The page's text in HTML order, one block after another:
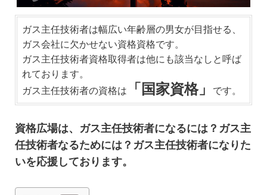
ガス主任技術者は幅広い年齢層の男女が目指せる、
ガス会社に欠かせない資格資格です。
ガス主任技術者資格取得者は他にも該当なしと呼ば
れております。
ガス主任技術者の資格は
「国家資格」 です。
資格広場は、ガス主任技術者になるには？ガス主
任技術者なるためには？ガス主任技術者になりた
いを応援しております。